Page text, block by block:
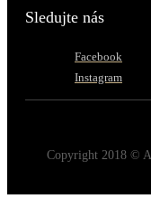
Sledujte nás
Facebook
Instagram
Copyright 2018 ©